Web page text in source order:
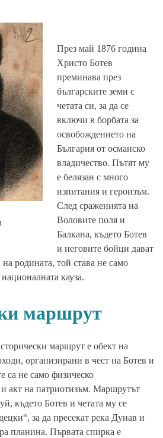
През май 1876 година
Христо Ботев
преминава през
българските земи с
четата си, за да се
включи в борбата за
освобождението на
България от османско
владичество. Пътят му
е белязан с много
изпитания и героизъм.
След сраженията на
Воловите поля и
Балкана, където Ботев
и неговите бойци дават
родината, той става не само
кауза.
маршрут
маршрут е обект на
организирани в чест на Ботев и
са не само физическо
и акт на патриотизъм. Маршрутът
където Ботев и четата му се
за да пресекат река Дунав и
планина. Първата спирка е